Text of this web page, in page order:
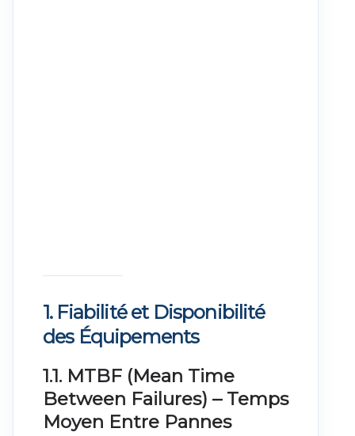
1. Fiabilité et Disponibilité
des Équipements
1.1. MTBF (Mean Time
Between Failures) – Temps
Moyen Entre Pannes